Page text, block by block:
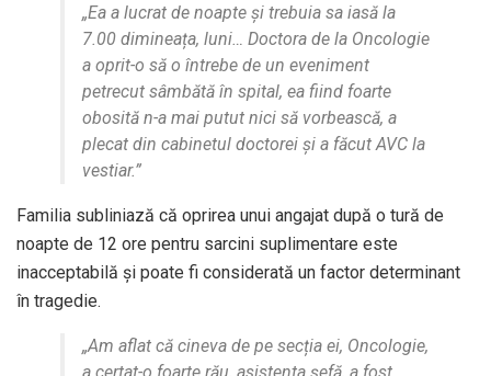
„Ea a lucrat de noapte și trebuia sa iasă la
7.00 dimineața, luni… Doctora de la Oncologie
a oprit-o să o întrebe de un eveniment
petrecut sâmbătă în spital, ea fiind foarte
obosită n-a mai putut nici să vorbească, a
plecat din cabinetul doctorei și a făcut AVC la
vestiar.”
Familia subliniază că oprirea unui angajat după o tură de
noapte de 12 ore pentru sarcini suplimentare este
inacceptabilă și poate fi considerată un factor determinant
în tragedie.
„Am aflat că cineva de pe secția ei, Oncologie,
a certat-o foarte rău, asistenta șefă, a fost